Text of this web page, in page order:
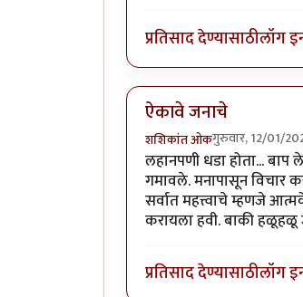
प्रतिसाद देण्यासाठीलॉग
ऐकावे जनाचे
शशिकांत ओकगुरुवार, 12/01/
लहानपणी धडा होता...
गमावले. मनापासून विचार
सर्वात महत्त्वाचे म्हणजे
करायला हवी. बाकी हळूहळू
प्रतिसाद देण्यासाठीलॉग